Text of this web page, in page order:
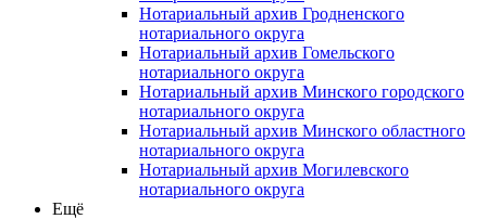
Нотариальный архив Гродненского
нотариального округа
Нотариальный архив Гомельского
нотариального округа
Нотариальный архив Минского городского
нотариального округа
Нотариальный архив Минского областного
нотариального округа
Нотариальный архив Могилевского
нотариального округа
Ещё